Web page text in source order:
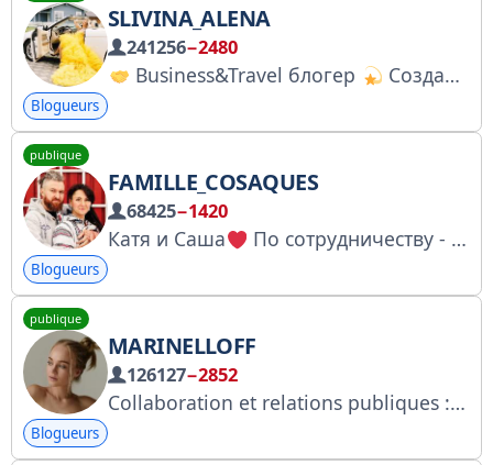
SLIVINA_ALENA
241256−2480
Business&Travel блогер Создаю бренды и смыслы
Blogueurs
publique
FAMILLE_COSAQUES
68425−1420
Катя и Саша По сотрудничеству - https://t.me/Polli8929 Канал включен в реестр РКН https://gosuslugi.ru/snet/67a06c6dff34a8062d0f9f49
Blogueurs
publique
MARINELLOFF
126127−2852
Collaboration et relations publiques : t.me/temurious Publicité : @Tatianasmnv La communauté est enregistrée auprès de Roskomnadzor. Numéro de demande : 4942973167 https://knd.gov.ru/license?id=677fd7761e4e233a71e8ff21®istryType=bloggersPermission
Blogueurs